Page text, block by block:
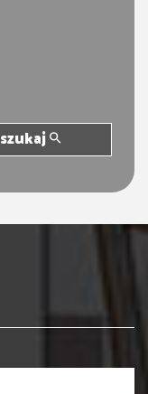
szukaj